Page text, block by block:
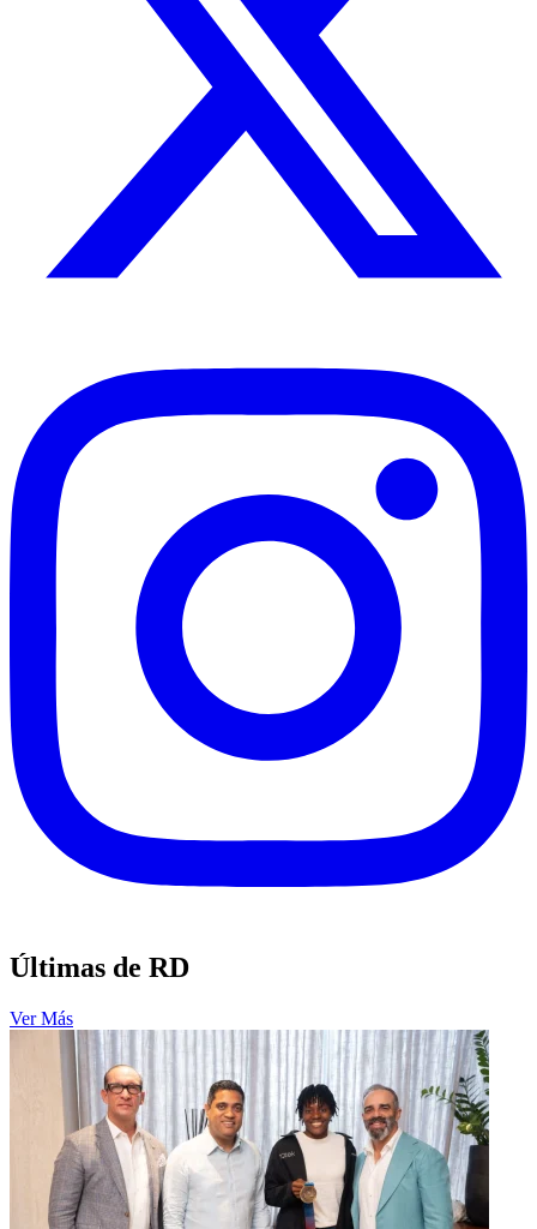
Últimas de RD
Ver Más